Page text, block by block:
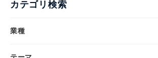
カテゴリ検索
業種